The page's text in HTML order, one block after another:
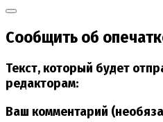
Сообщить об
Текст, который будет
редакторам:
Ваш комментарий